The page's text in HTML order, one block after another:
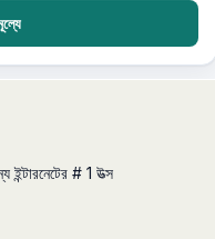
# 1 উত্স